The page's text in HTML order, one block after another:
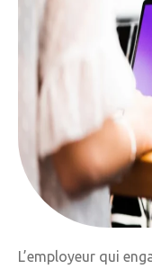
L’employeur qui